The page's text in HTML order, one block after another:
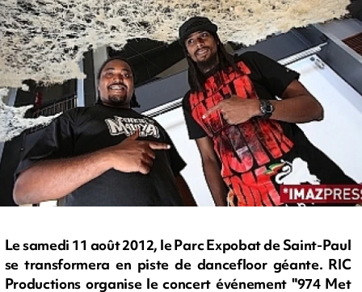
Le samedi 11 août 2012, le Parc Expobat de Saint-Paul
se transformera en piste de dancefloor géante. RIC
Productions organise le concert événement "974 Met